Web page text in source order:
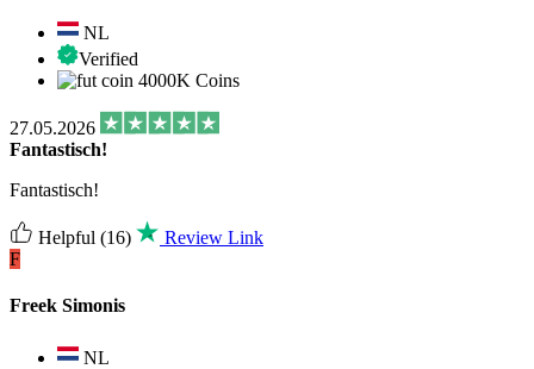
NL
Verified
4000K Coins
27.05.2026
Fantastisch!
Fantastisch!
Helpful (16)
Review Link
F
Freek Simonis
NL